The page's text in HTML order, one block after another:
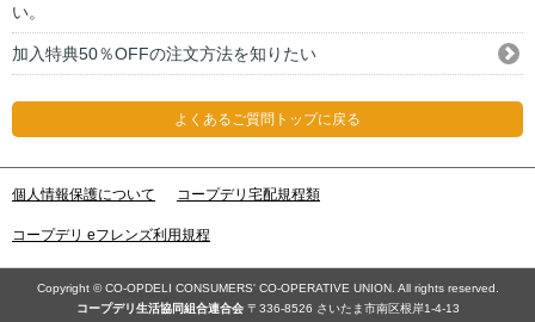
い。
加入特典50％OFFの注文方法を知りたい
よくあるご質問トップに戻る
個人情報保護について コープデリ宅配規程類
コープデリ eフレンズ利用規程
Copyright © CO-OPDELI CONSUMERS' CO-OPERATIVE UNION. All rights reserved.
コープデリ⽣活協同組合連合会〒336-8526 さいたま市南区根岸1-4-13